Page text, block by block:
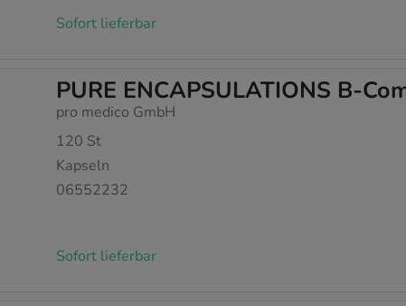
Sofort lieferbar
PURE ENCAPSULATIONS B-
pro medico GmbH
120 St
Kapseln
06552232
Sofort lieferbar